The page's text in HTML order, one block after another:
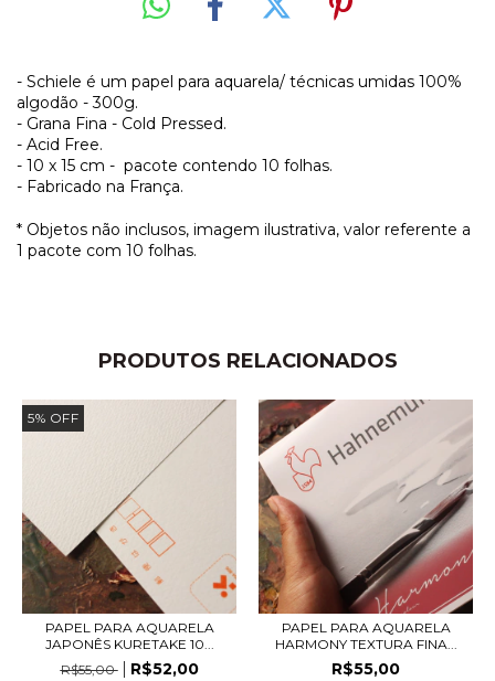
- Schiele é um papel para aquarela/ técnicas umidas 100%
algodão - 300g.
- Grana Fina - Cold Pressed.
- Acid Free.
- 10 x 15 cm - pacote contendo 10 folhas.
- Fabricado na França.
* Objetos não inclusos, imagem ilustrativa, valor referente a
1 pacote com 10 folhas.
PRODUTOS RELACIONADOS
5% OFF
PAPEL PARA AQUARELA
JAPONÊS KURETAKE 10...
R$55,00
R$52,00
PAPEL PARA AQUARELA
HARMONY TEXTURA FINA...
R$55,00